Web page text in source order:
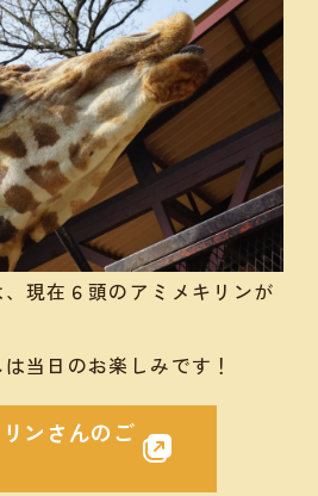
現在６頭のアミメキリンが
当日のお楽しみです！
ンさんのご